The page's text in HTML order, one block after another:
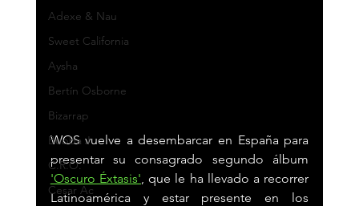
Adexe & Nau
Sweet California
Aysha
Bertín Osborne
Bizarrap
Bubba J
C.R.O.
Cesar Ac
WOS vuelve a desembarcar en España para
'Oscuro Éxtasis', que le ha llevado a recorrer
Latinoamérica y estar presente en los